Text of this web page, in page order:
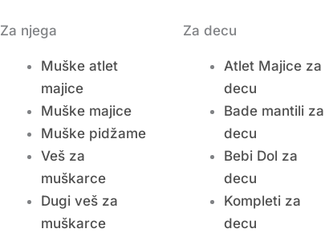
Za njega
Muške atlet
majice
Muške majice
Muške pidžame
Veš za
muškarce
Dugi veš za
muškarce
Za decu
Atlet Majice za
decu
Bade mantili za
decu
Bebi Dol za
decu
Kompleti za
decu